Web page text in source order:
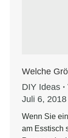
Welche
DIY Ideas
Juli 6, 2018
Wenn Sie
am Esstisch